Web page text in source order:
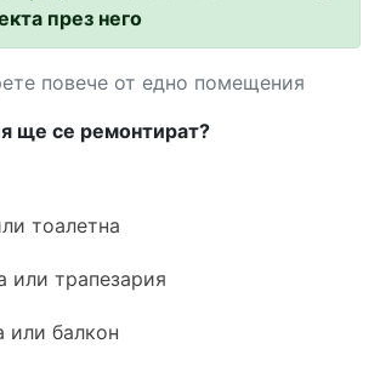
през него
повече от едно помещения
ще се ремонтират?
тоалетна
или трапезария
или балкон